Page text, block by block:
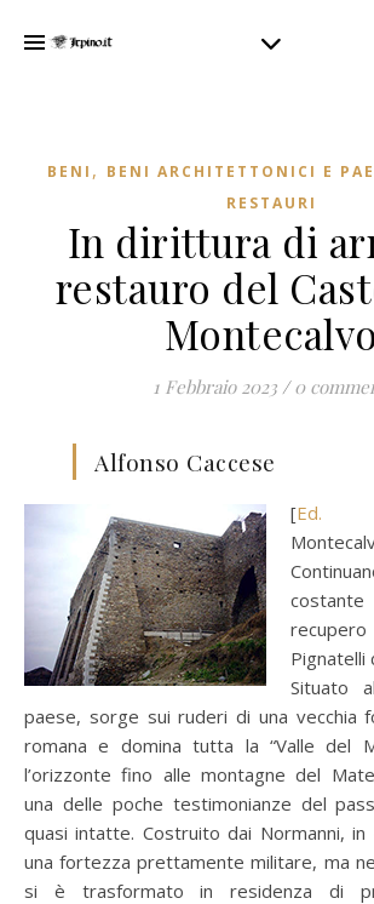
BENI , BENI ARCHITETTONICI E
RESTAURI
In dirittura di
restauro del
Montecalvo
1 Febbraio 2023 / 0
Alfonso Caccese
[ Ed.
Pignatelli
Situato
paese, sorge sui ruderi di una vecchia
romana e domina tutta la “Valle del
l’orizzonte fino alle montagne del
una delle poche testimonianze del
quasi intatte. Costruito dai Normanni, in
una fortezza prettamente militare, ma
si è trasformato in residenza di